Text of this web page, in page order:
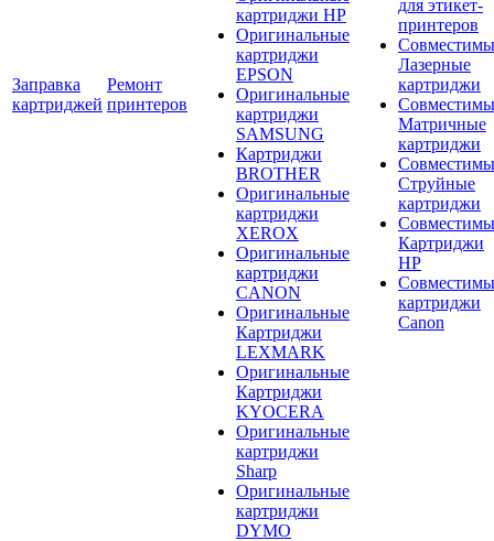
Заправка
картриджей
Ремонт
принтеров
картриджи HP
Оригинальные
картриджи
EPSON
Оригинальные
картриджи
SAMSUNG
Картриджи
BROTHER
Оригинальные
картриджи
XEROX
Оригинальные
картриджи
CANON
Оригинальные
Картриджи
LEXMARK
Оригинальные
Картриджи
KYOCERA
Оригинальные
картриджи
Sharp
Оригинальные
картриджи
DYMO
для этикет-
принтеров
Лазерные
картриджи
Матричные
картриджи
Струйные
картриджи
Картриджи
HP
картриджи
Canon